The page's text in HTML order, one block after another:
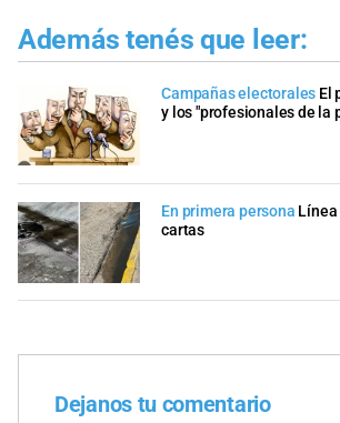
Además tenés que leer:
Campañas electorales El
y los "profesionales de la
En primera persona
cartas
Dejanos tu comentario